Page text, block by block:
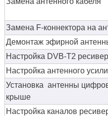
Замена F-коннектора на
Демонтаж эфирной
Настройка DVB-T2
Настройка антенного
Установка антенны
крыше
Настройка каналов